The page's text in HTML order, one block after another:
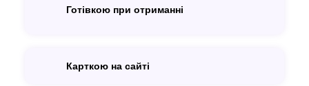
Готівкою при отриманні
Карткою на сайті